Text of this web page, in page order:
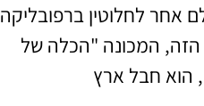
אחר לחלוטין ברפובליקה
הזה, המכונה "הכלה של
הוא חבל ארץ